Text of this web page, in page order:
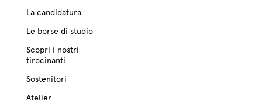
La candidatura
Le borse di studio
Scopri i nostri
tirocinanti
Sostenitori
Atelier